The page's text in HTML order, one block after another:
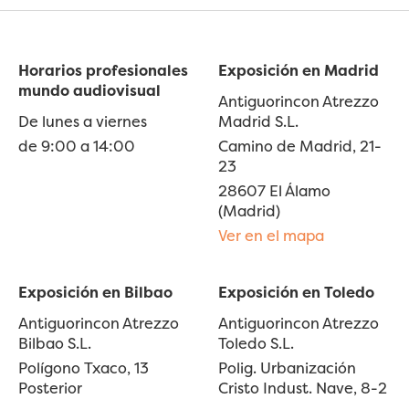
Horarios profesionales
mundo audiovisual
De lunes a viernes
de 9:00 a 14:00
Exposición en Madrid
Antiguorincon Atrezzo
Madrid S.L.
Camino de Madrid, 21-
23
28607 El Álamo
(Madrid)
Ver en el mapa
Exposición en Bilbao
Antiguorincon Atrezzo
Bilbao S.L.
Polígono Txaco, 13
Posterior
Exposición en Toledo
Antiguorincon Atrezzo
Toledo S.L.
Polig. Urbanización
Cristo Indust. Nave, 8-2